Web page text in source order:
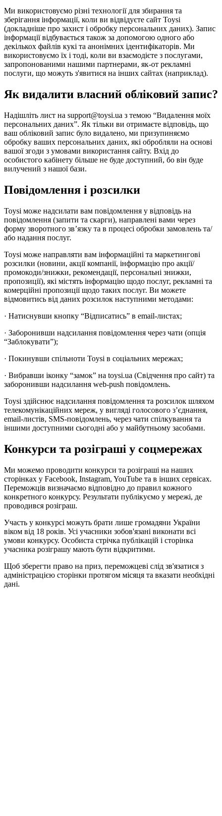
Ми використовуємо різні технології для збирання та
зберігання інформації, коли ви відвідуєте сайт Toysi
(докладніше про захист і обробку персональних даних). Запис
інформації відбувається також за допомогою одного або
декількох файлів кукі та анонімних ідентифікаторів. Ми
використовуємо їх і тоді, коли ви взаємодієте з послугами,
запропонованими нашими партнерами, як-от рекламні
послуги, що можуть з'явитися на інших сайтах (наприклад).
Як видалити власний обліковий запис?
Надішліть лист на support@toysi.ua з темою “Видалення моїх
персональних даних”. Як тільки ви отримаєте відповідь, що
ваш обліковий запис було видалено, ми призупиняємо
обробку ваших персональних даних, які обробляли на основі
вашої згоди з умовами використання сайту. Вхід до
особистого кабінету більше не буде доступний, бо він буде
вилучений з нашої бази.
Повідомлення і розсилки
Toysi може надсилати вам повідомлення у відповідь на
повідомлення (запити та скарги), направлені вами через
форму зворотного зв’язку та в процесі обробки замовлень та/
або надання послуг.
Toysi може направляти вам інформаційні та маркетингові
розсилки (новини, акції компанії, інформацію про акції/
промокоди/знижки, рекомендації, персональні знижки,
пропозиції), які містять інформацію щодо послуг, рекламні та
комерційні пропозиції щодо таких послуг. Ви можете
відмовитись від даних розсилок наступними методами:
· Натиснувши кнопку “Відписатись” в email-листах;
· Заборонивши надсилання повідомлення через чати (опція
“Заблокувати”);
· Покинувши спільноти Toysi в соціальних мережах;
· Вибравши іконку “замок” на toysi.ua (Свідчення про сайт) та
заборонивши надсилання web-push повідомлень.
Toysi здійснює надсилання повідомлення та розсилок шляхом
телекомунікаційних мереж, у вигляді голосового з’єднання,
email-листів, SMS-повідомлень, через чати спілкування та
іншими доступними сьогодні або у майбутньому засобами.
Конкурси та розіграші у соцмережах
Ми можемо проводити конкурси та розіграші на наших
сторінках у Facebook, Instagram, YouTube та в інших сервісах.
Переможців визначаємо відповідно до правил кожного
конкретного конкурсу. Результати публікуємо у мережі, де
проводився розіграш.
Участь у конкурсі можуть брати лише громадяни України
віком від 18 років. Усі учасники зобов'язані виконати всі
умови конкурсу. Особиста стрічка публікацій і сторінка
учасника розіграшу мають бути відкритими.
Щоб зберегти право на приз, переможцеві слід зв'язатися з
адміністрацією сторінки протягом місяця та вказати необхідні
дані.